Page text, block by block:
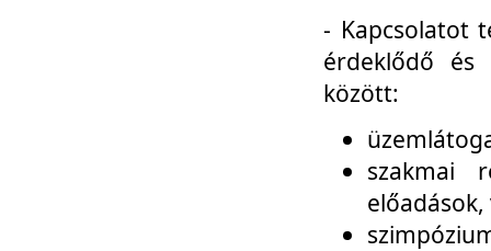
- Kapcsolatot
érdeklődő és
között:
szakmai